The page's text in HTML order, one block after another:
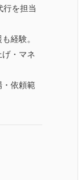
行を担当
経験。
げ・マネ
依頼範